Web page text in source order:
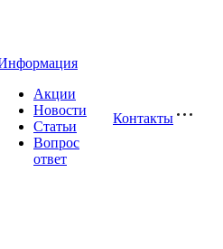
Акции
Новости
Статьи
Вопрос
ответ
Контакты